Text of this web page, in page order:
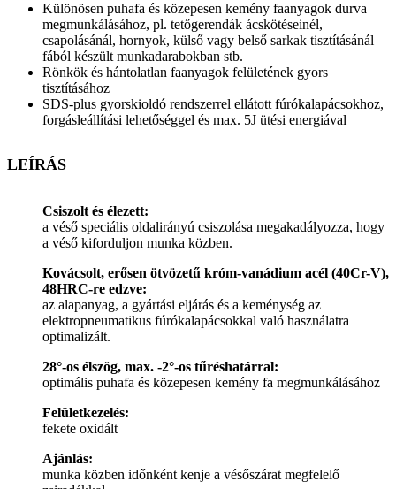
Különösen puhafa és közepesen kemény faanyagok durva
megmunkálásához, pl. tetőgerendák ácskötéseinél,
csapolásánál, hornyok, külső vagy belső sarkak tisztításánál
fából készült munkadarabokban stb.
Rönkök és hántolatlan faanyagok felületének gyors
tisztításához
SDS-plus gyorskioldó rendszerrel ellátott fúrókalapácsokhoz,
forgásleállítási lehetőséggel és max. 5J ütési energiával
LEÍRÁS
Csiszolt és élezett:
a véső speciális oldalirányú csiszolása megakadályozza, hogy
a véső kiforduljon munka közben.
Kovácsolt, erősen ötvözetű króm-vanádium acél (40Cr-V),
48HRC-re edzve:
az alapanyag, a gyártási eljárás és a keménység az
elektropneumatikus fúrókalapácsokkal való használatra
optimalizált.
28°-os élszög, max. -2°-os tűréshatárral:
optimális puhafa és közepesen kemény fa megmunkálásához
Felületkezelés:
fekete oxidált
Ajánlás:
munka közben időnként kenje a vésőszárat megfelelő